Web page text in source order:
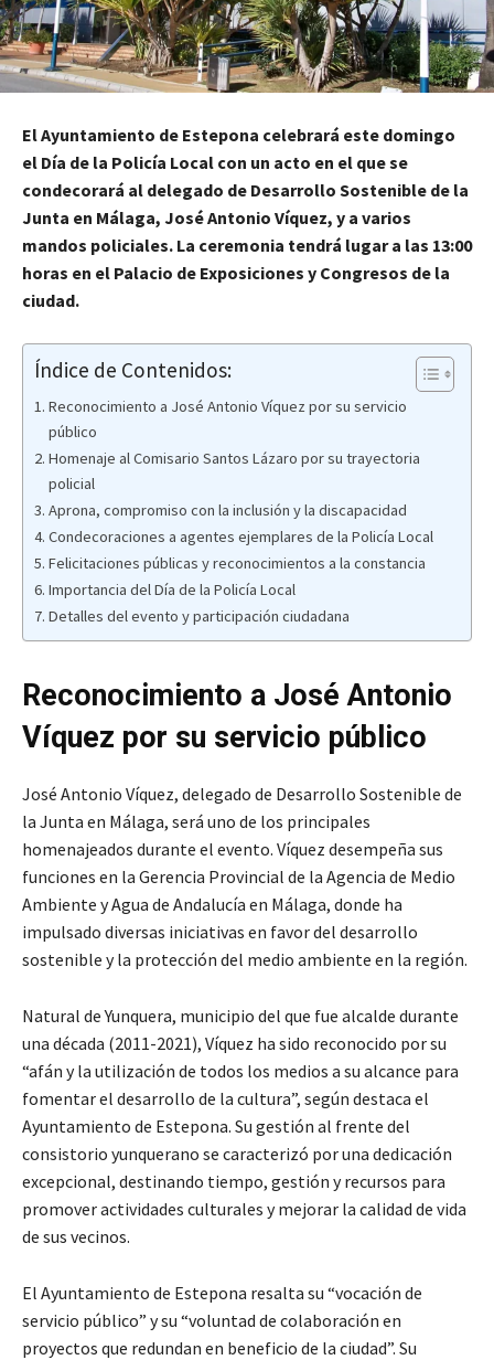
El Ayuntamiento de Estepona celebrará este domingo
el Día de la Policía Local con un acto en el que se
condecorará al delegado de Desarrollo Sostenible de la
Junta en Málaga, José Antonio Víquez, y a varios
mandos policiales. La ceremonia tendrá lugar a las 13:00
horas en el Palacio de Exposiciones y Congresos de la
ciudad.
Índice de Contenidos:
Reconocimiento a José Antonio Víquez por su servicio
público
Homenaje al Comisario Santos Lázaro por su trayectoria
policial
Aprona, compromiso con la inclusión y la discapacidad
Condecoraciones a agentes ejemplares de la Policía Local
Felicitaciones públicas y reconocimientos a la constancia
Importancia del Día de la Policía Local
Detalles del evento y participación ciudadana
Reconocimiento a José Antonio
Víquez por su servicio público
José Antonio Víquez, delegado de Desarrollo Sostenible de
la Junta en Málaga, será uno de los principales
homenajeados durante el evento. Víquez desempeña sus
funciones en la Gerencia Provincial de la Agencia de Medio
Ambiente y Agua de Andalucía en Málaga, donde ha
impulsado diversas iniciativas en favor del desarrollo
sostenible y la protección del medio ambiente en la región.
Natural de Yunquera, municipio del que fue alcalde durante
una década (2011-2021), Víquez ha sido reconocido por su
“afán y la utilización de todos los medios a su alcance para
fomentar el desarrollo de la cultura”, según destaca el
Ayuntamiento de Estepona. Su gestión al frente del
consistorio yunquerano se caracterizó por una dedicación
excepcional, destinando tiempo, gestión y recursos para
promover actividades culturales y mejorar la calidad de vida
de sus vecinos.
El Ayuntamiento de Estepona resalta su “vocación de
servicio público” y su “voluntad de colaboración en
proyectos que redundan en beneficio de la ciudad”. Su